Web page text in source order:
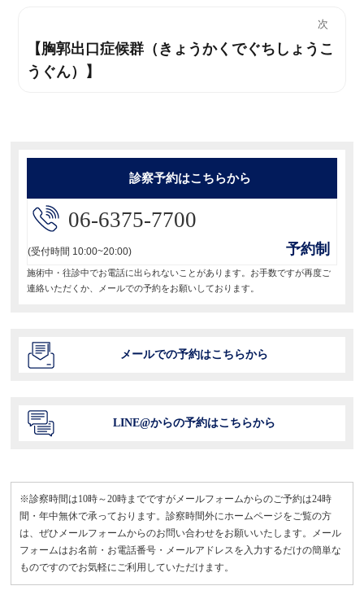
稿:
次
次
の
【胸郭出口症候群（きょうかくでぐちしょうこ
うぐん）】
診察予約はこちらから
06-6375-7700
(受付時間 10:00~20:00) 予約制
施術中・往診中でお電話に出られないことがあります。お手数ですが再度ご
連絡いただくか、メールでの予約をお願いしております。
メールでの予約はこちらから
LINE@からの予約はこちらから
※診察時間は10時～20時までですがメールフォームからのご予約は24時
間・年中無休で承っております。診察時間外にホームページをご覧の方
は、ぜひメールフォームからのお問い合わせをお願いいたします。メール
フォームはお名前・お電話番号・メールアドレスを入力するだけの簡単な
ものですのでお気軽にご利用していただけます。